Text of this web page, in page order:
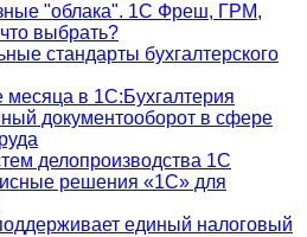
"облака". 1С Фреш, ГРМ,
выбрать?
стандарты бухгалтерского
месяца в 1С:Бухгалтерия
документооборот в сфере
делопроизводства 1C
решения «1С» для
единый налоговый